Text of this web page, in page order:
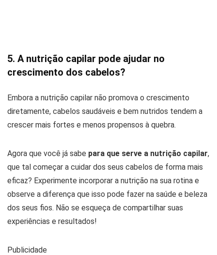
5. A nutrição capilar pode ajudar no
crescimento dos cabelos?
Embora a nutrição capilar não promova o crescimento
diretamente, cabelos saudáveis e bem nutridos tendem a
crescer mais fortes e menos propensos à quebra.
Agora que você já sabe para que serve a nutrição capilar,
que tal começar a cuidar dos seus cabelos de forma mais
eficaz? Experimente incorporar a nutrição na sua rotina e
observe a diferença que isso pode fazer na saúde e beleza
dos seus fios. Não se esqueça de compartilhar suas
experiências e resultados!
Publicidade